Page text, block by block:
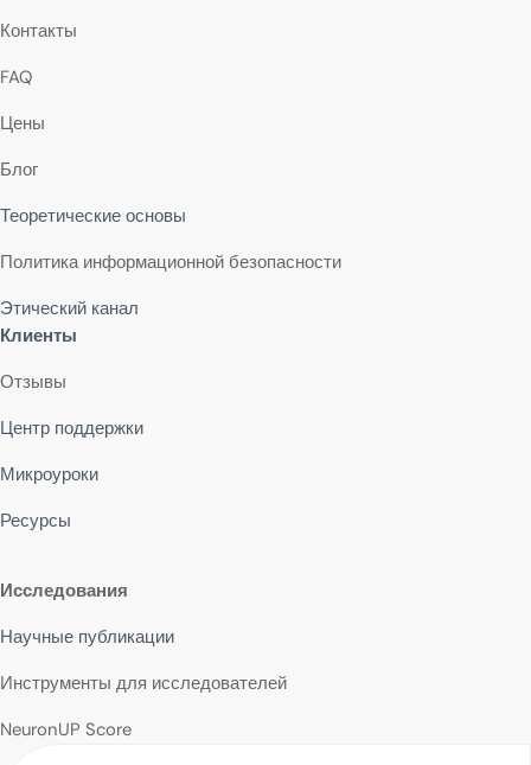
Контакты
FAQ
Цены
Блог
Теоретические основы
Политика информационной безопасности
Этический канал
Клиенты
Отзывы
Центр поддержки
Микроуроки
Ресурсы
Исследования
Научные публикации
Инструменты для исследователей
NeuronUP Score